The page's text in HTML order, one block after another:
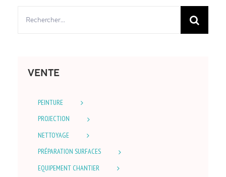
VENTE
PEINTURE
PROJECTION
NETTOYAGE
PRÉPARATION SURFACES
EQUIPEMENT CHANTIER